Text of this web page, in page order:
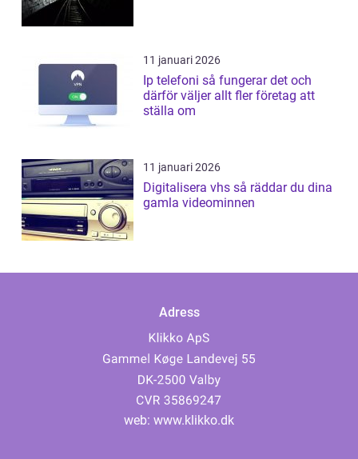
11 januari 2026
Ip telefoni så fungerar det och
därför väljer allt fler företag att
ställa om
11 januari 2026
Digitalisera vhs så räddar du dina
gamla videominnen
Adress
web: www.klikko.dk